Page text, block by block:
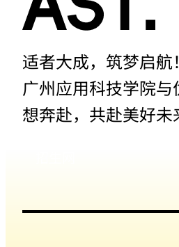
适者大成，筑梦启
广州应用科技学院
想奔赴，共赴美好未